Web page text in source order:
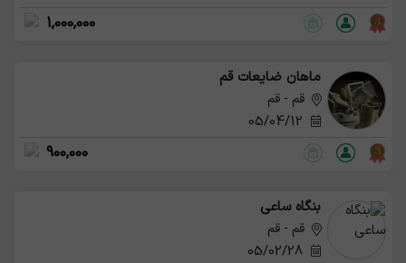
1,000,000
ماهان ضایعات قم
قم - قم
900,000
بنگاه ساعی
قم - قم
05/02/28